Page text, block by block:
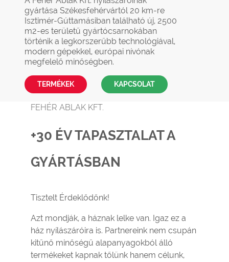
gyártása Székesfehérvártól 20 km-re
Isztimér-Gúttamásiban található új, 2500
m2-es területű gyártócsarnokában
történik a legkorszerűbb technológiával,
modern gépekkel, európai nívónak
megfelelő minőségben.
TERMÉKEK KAPCSOLAT
FEHÉR ABLAK KFT.
+30 ÉV TAPASZTALAT A
GYÁRTÁSBAN
Tisztelt Érdeklődőnk!
Azt mondják, a háznak lelke van. Igaz ez a
ház nyílászáróira is. Partnereink nem csupán
kitűnő minőségű alapanyagokból álló
termékeket kapnak tőlünk hanem célunk,